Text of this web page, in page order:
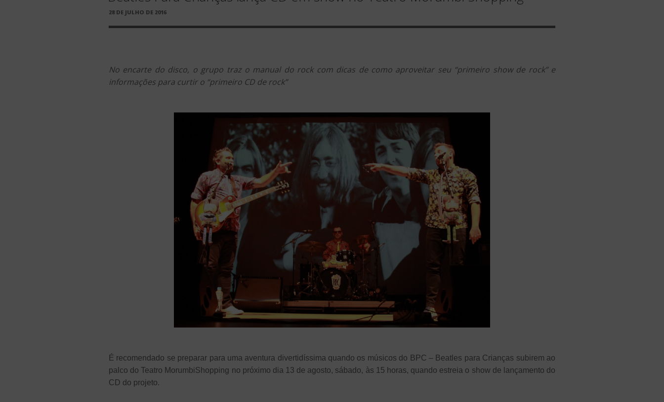
PUBLICADO
28 DE JULHO DE 2016
No encarte do disco, o grupo traz o manual do rock com dicas de como aproveitar seu “primeiro show de rock” e
informações para curtir o “primeiro CD de rock”
É recomendado se preparar para uma aventura divertidíssima quando os músicos do BPC – Beatles para Crianças subirem ao
palco do Teatro MorumbiShopping no próximo dia 13 de agosto, sábado, às 15 horas, quando estreia o show de lançamento do
CD do projeto.